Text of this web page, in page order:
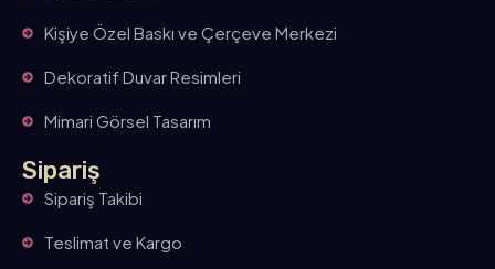
Kişiye Özel Baskı ve Çerçeve Merkezi
Dekoratif Duvar Resimleri
Mimari Görsel Tasarım
Sipariş
Sipariş Takibi
Teslimat ve Kargo